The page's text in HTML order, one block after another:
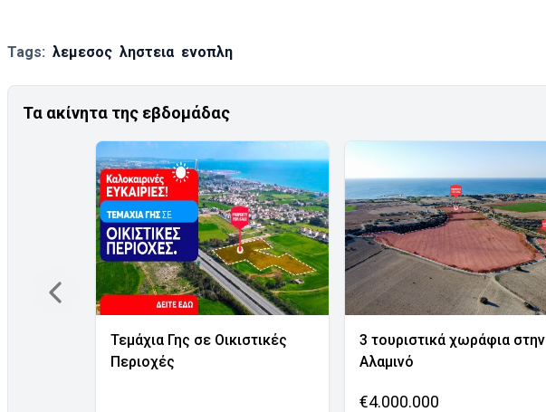
Tags: λεμεσος ληστεια ενοπλη
Τα ακίνητα της εβδομάδας
Τεμάχια Γης σε Οικιστικές
Περιοχές
3 τουριστικά χωράφια στην
Αλαμινό
€4.000.000